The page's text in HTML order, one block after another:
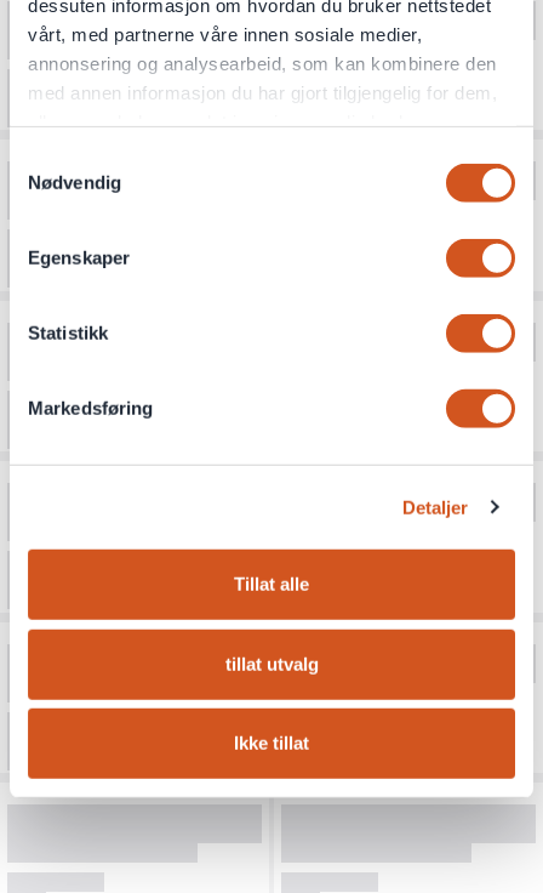
dessuten informasjon om hvordan du bruker nettstedet
vårt, med partnerne våre innen sosiale medier,
annonsering og analysearbeid, som kan kombinere den
med annen informasjon du har gjort tilgjengelig for dem,
Nødvendig
Egenskaper
Statistikk
Markedsføring
Detaljer
Tillat alle
tillat utvalg
Ikke tillat